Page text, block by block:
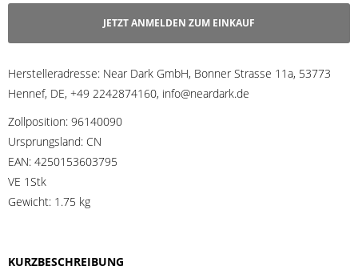
JETZT ANMELDEN ZUM EINKAUF
Herstelleradresse: Near Dark GmbH, Bonner Strasse 11a, 53773
Hennef, DE, +49 2242874160, info@neardark.de
Zollposition: 96140090
Ursprungsland: CN
EAN: 4250153603795
VE 1Stk
Gewicht: 1.75 kg
KURZBESCHREIBUNG